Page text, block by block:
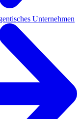
Unternehmen